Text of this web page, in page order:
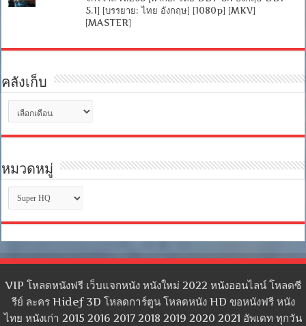
5.1] [บรรยาย: ไทย อังกฤษ] [1080p] [MKV]
[MASTER]
คลังเก็บ
คลัง
เก็บ
หมวดหมู่
หมวด
หมู่
VIP โหลดหนังฟรี เว็บแจกหนัง หนังใหม่ 2022 หนังออนไลน์ โหลดซี
รีย์ ละคร Hidef 3D โหลดการ์ตูน โหลดหนัง HD ขอหนังฟรี หนัง
ไทย หนังเก่า 2015 2016 2017 2018 2019 2020 2021 อัพเดท ทุกวัน